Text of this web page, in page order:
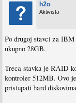
h2o
Aktivista
Po drugoj stavci za
ukupno 28GB.
Treca stavka je RAID
kontroler 512MB. Ovo
pristupati hard